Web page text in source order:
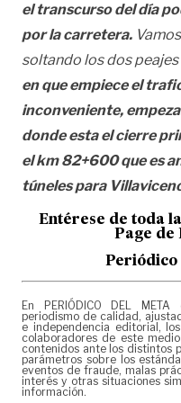
el transcurso del día
por la carretera.
soltando los dos peajes
en que empiece el
inconveniente,
donde esta el cierre
el km 82+600 que es
túneles para
Entérese de toda
Page de
Periódico
En PERIÓDICO DEL
periodismo de calidad,
e independencia editorial,
colaboradores de este
contenidos ante los distintos
parámetros sobre los
eventos de fraude, malas
interés y otras situaciones
información.